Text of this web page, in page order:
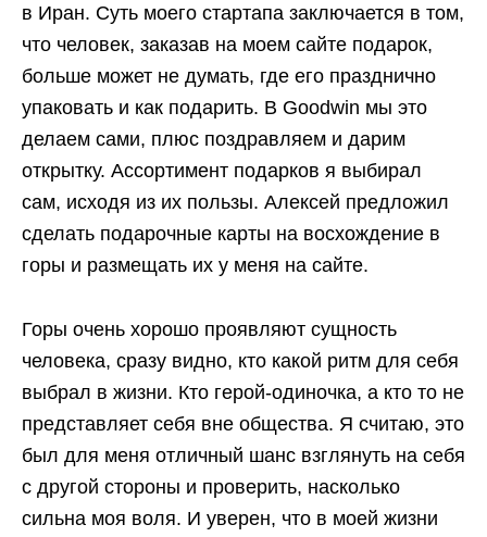
в Иран. Суть моего стартапа заключается в том,
что человек, заказав на моем сайте подарок,
больше может не думать, где его празднично
упаковать и как подарить. В Goodwin мы это
делаем сами, плюс поздравляем и дарим
открытку. Ассортимент подарков я выбирал
сам, исходя из их пользы. Алексей предложил
сделать подарочные карты на восхождение в
горы и размещать их у меня на сайте.
Горы очень хорошо проявляют сущность
человека, сразу видно, кто какой ритм для себя
выбрал в жизни. Кто герой-одиночка, а кто то не
представляет себя вне общества. Я считаю, это
был для меня отличный шанс взглянуть на себя
с другой стороны и проверить, насколько
сильна моя воля. И уверен, что в моей жизни